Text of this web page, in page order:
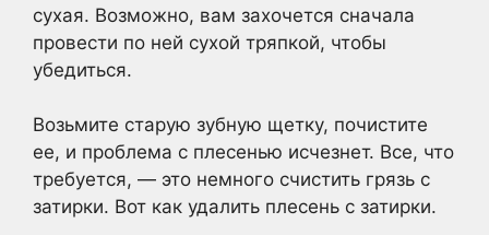
сухая. Возможно, вам захочется сначала
провести по ней сухой тряпкой, чтобы
убедиться.
Возьмите старую зубную щетку, почистите
ее, и проблема с плесенью исчезнет. Все, что
требуется, — это немного счистить грязь с
затирки. Вот как удалить плесень с затирки.